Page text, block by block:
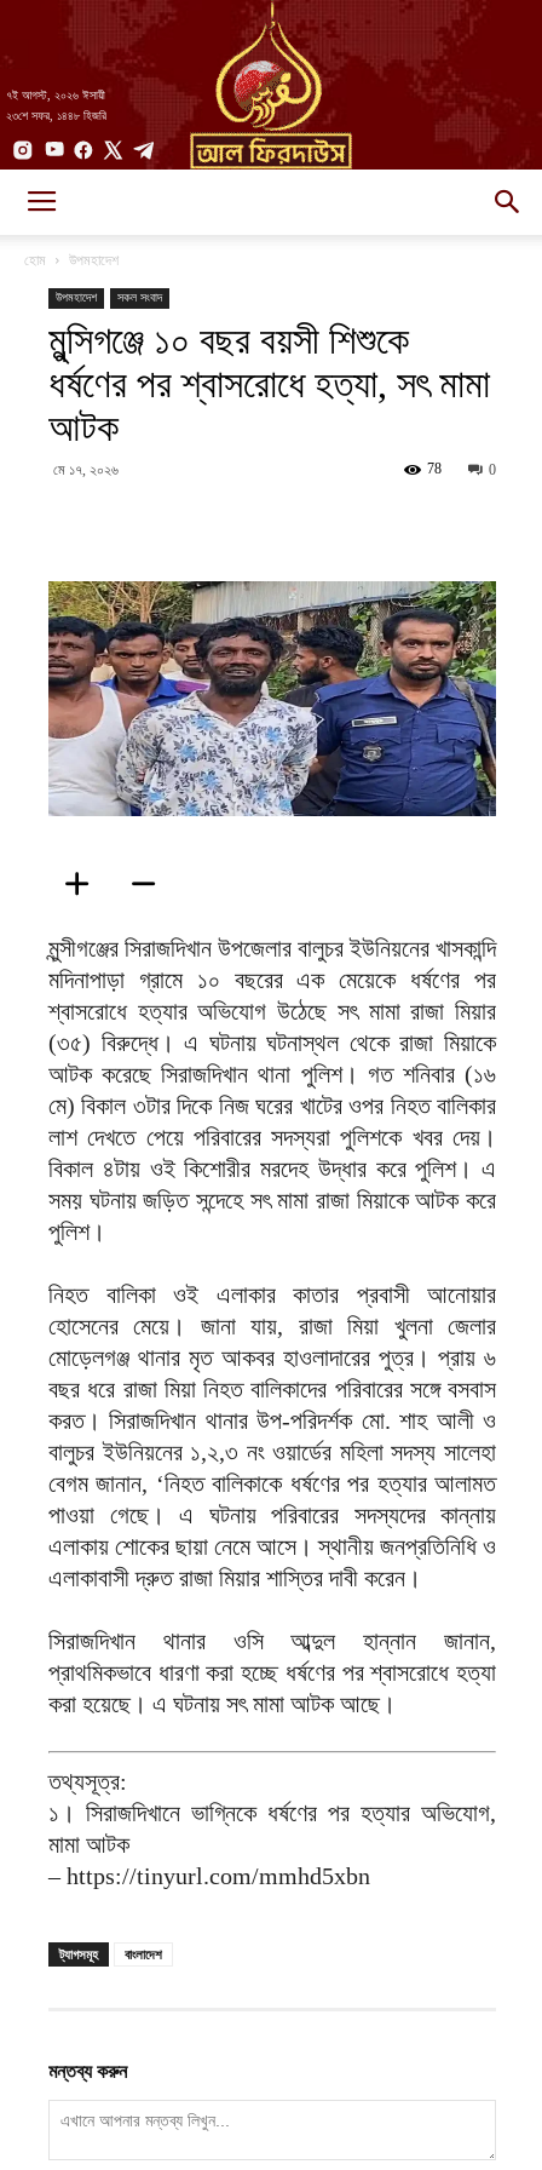
৭ই আগস্ট, ২০২৬ ঈসায়ী
২৩শে সফর, ১৪৪৮ হিজরি
||
হোম উপমহাদেশ
উপমহাদেশ সকল সংবাদ
মুন্সিগঞ্জে ১০ বছর বয়সী শিশুকে
ধর্ষণের পর শ্বাসরোধে হত্যা, সৎ মামা
আটক
মে ১৭, ২০২৬ 0
78
মুন্সীগঞ্জের সিরাজদিখান উপজেলার বালুচর ইউনিয়নের খাসকান্দি
মদিনাপাড়া গ্রামে ১০ বছরের এক মেয়েকে ধর্ষণের পর
শ্বাসরোধে হত্যার অভিযোগ উঠেছে সৎ মামা রাজা মিয়ার
(৩৫) বিরুদ্ধে। এ ঘটনায় ঘটনাস্থল থেকে রাজা মিয়াকে
আটক করেছে সিরাজদিখান থানা পুলিশ। গত শনিবার (১৬
মে) বিকাল ৩টার দিকে নিজ ঘরের খাটের ওপর নিহত বালিকার
লাশ দেখতে পেয়ে পরিবারের সদস্যরা পুলিশকে খবর দেয়।
বিকাল ৪টায় ওই কিশোরীর মরদেহ উদ্ধার করে পুলিশ। এ
সময় ঘটনায় জড়িত সন্দেহে সৎ মামা রাজা মিয়াকে আটক করে
পুলিশ।
নিহত বালিকা ওই এলাকার কাতার প্রবাসী আনোয়ার
হোসেনের মেয়ে। জানা যায়, রাজা মিয়া খুলনা জেলার
মোড়েলগঞ্জ থানার মৃত আকবর হাওলাদারের পুত্র। প্রায় ৬
বছর ধরে রাজা মিয়া নিহত বালিকাদের পরিবারের সঙ্গে বসবাস
করত। সিরাজদিখান থানার উপ-পরিদর্শক মো. শাহ আলী ও
বালুচর ইউনিয়নের ১,২,৩ নং ওয়ার্ডের মহিলা সদস্য সালেহা
বেগম জানান, ‘নিহত বালিকাকে ধর্ষণের পর হত্যার আলামত
পাওয়া গেছে। এ ঘটনায় পরিবারের সদস্যদের কান্নায়
এলাকায় শোকের ছায়া নেমে আসে। স্থানীয় জনপ্রতিনিধি ও
এলাকাবাসী দ্রুত রাজা মিয়ার শাস্তির দাবী করেন।
সিরাজদিখান থানার ওসি আব্দুল হান্নান জানান,
প্রাথমিকভাবে ধারণা করা হচ্ছে ধর্ষণের পর শ্বাসরোধে হত্যা
করা হয়েছে। এ ঘটনায় সৎ মামা আটক আছে।
তথ্যসূত্র:
১। সিরাজদিখানে ভাগ্নিকে ধর্ষণের পর হত্যার অভিযোগ,
মামা আটক
– https://tinyurl.com/mmhd5xbn
ট্যাগসমূহ বাংলাদেশ
মন্তব্য করুন